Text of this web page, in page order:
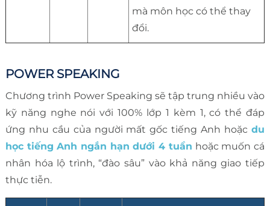
mà môn học có thể thay
đổi.
POWER SPEAKING
Chương trình Power Speaking sẽ tập trung nhiều vào
kỹ năng nghe nói với 100% lớp 1 kèm 1, có thể đáp
ứng nhu cầu của người mất gốc tiếng Anh hoặcdu
học tiếng Anh ngắn hạn dưới 4 tuần hoặc muốn cá
nhân hóa lộ trình, “đào sâu” vào khả năng giao tiếp
thực tiễn.